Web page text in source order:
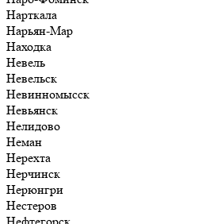
Нарткала
Нарьян-Мар
Находка
Невель
Невельск
Невинномысск
Невьянск
Нелидово
Неман
Нерехта
Нерчинск
Нерюнгри
Нестеров